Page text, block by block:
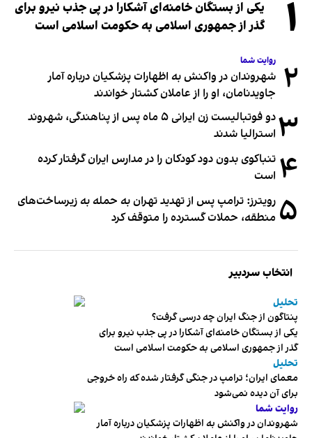
۱
یکی از بستگان خامنه‌ای آشکارا در پی جذب نیرو برای
گذر از جمهوری اسلامی به حکومت اسلامی است
۲ روایت شما
شهروندان در واکنش به اظهارات پزشکیان درباره آمار
جاویدنامان، او را از عاملان کشتار خواندند
۳
دو فوتبالیست زن ایرانی ۵ ماه پس از پناهندگی، شهروند
استرالیا شدند
۴ تنباکوی بدون دود کودکان را در مدارس ایران گرفتار کرده
است
۵ رویترز: ترامپ پس از تهدید تهران به حمله به زیرساخت‌های
منطقه، حملات گسترده را متوقف کرد
انتخاب سردبیر
تحلیل
پنتاگون از جنگ ایران چه درسی گرفت؟
یکی از بستگان خامنه‌ای آشکارا در پی جذب نیرو برای
گذر از جمهوری اسلامی به حکومت اسلامی است
تحلیل
معمای ایران؛ ترامپ در جنگی گرفتار شده که راه خروجی
برای آن دیده نمی‌شود
روایت شما
شهروندان در واکنش به اظهارات پزشکیان درباره آمار